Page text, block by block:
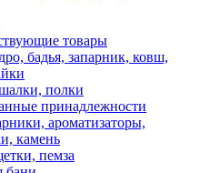
товары
бадья, запарник, ковш,
полки
принадлежности
ароматизаторы,
камень
пемза